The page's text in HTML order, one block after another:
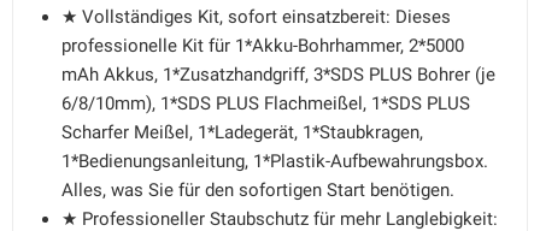
★ Vollständiges Kit, sofort einsatzbereit: Dieses
professionelle Kit für 1*Akku-Bohrhammer, 2*5000
mAh Akkus, 1*Zusatzhandgriff, 3*SDS PLUS Bohrer (je
6/8/10mm), 1*SDS PLUS Flachmeißel, 1*SDS PLUS
Scharfer Meißel, 1*Ladegerät, 1*Staubkragen,
1*Bedienungsanleitung, 1*Plastik-Aufbewahrungsbox.
Alles, was Sie für den sofortigen Start benötigen.
★ Professioneller Staubschutz für mehr Langlebigkeit: